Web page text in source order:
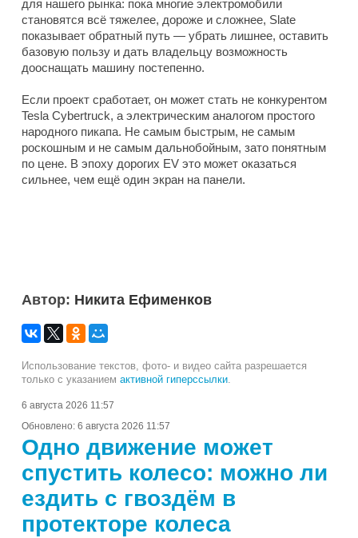
для нашего рынка: пока многие электромобили
становятся всё тяжелее, дороже и сложнее, Slate
показывает обратный путь — убрать лишнее, оставить
базовую пользу и дать владельцу возможность
дооснащать машину постепенно.
Если проект сработает, он может стать не конкурентом
Tesla Cybertruck, а электрическим аналогом простого
народного пикапа. Не самым быстрым, не самым
роскошным и не самым дальнобойным, зато понятным
по цене. В эпоху дорогих EV это может оказаться
сильнее, чем ещё один экран на панели.
Автор: Никита Ефименков
Использование текстов, фото- и видео сайта разрешается
только с указанием активной гиперссылки.
6 августа 2026 11:57
Обновлено: 6 августа 2026 11:57
Одно движение может
спустить колесо: можно ли
ездить с гвоздём в
протекторе колеса